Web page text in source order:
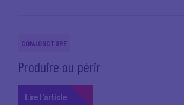
CONJONCTURE
Produire ou périr
Lire l'article